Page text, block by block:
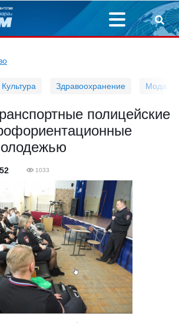
Культура Здравоохранение Мода
полицейские
1033